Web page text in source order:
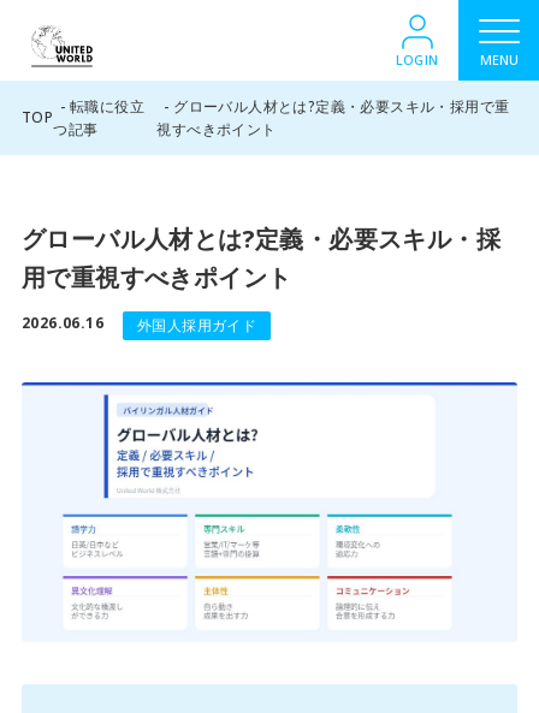
LOGIN MENU
TOP
転職に役立
つ記事
グローバル人材とは?定義・必要スキル・採用で重
視すべきポイント
グローバル人材とは?定義・必要スキル・採
用で重視すべきポイント
2026.06.16 外国人採用ガイド